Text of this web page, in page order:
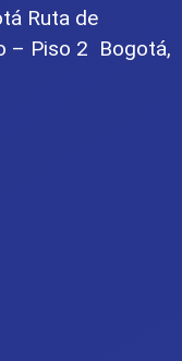
Ruta de
– Piso 2 Bogotá,